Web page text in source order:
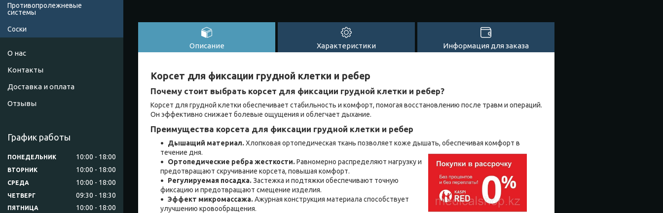
Описание Характеристики Информация для заказа
Корсет для фиксации грудной клетки и ребер
Почему стоит выбрать корсет для фиксации грудной клетки и ребер?
Корсет для грудной клетки обеспечивает стабильность и комфорт, помогая восстановлению после травм и операций.
Он эффективно снижает болевые ощущения и облегчает дыхание.
Преимущества корсета для фиксации грудной клетки и ребер
Дышащий материал. Хлопковая ортопедическая ткань позволяет коже дышать, обеспечивая комфорт в
течение дня.
Ортопедические ребра жесткости. Равномерно распределяют нагрузку и
предотвращают скручивание корсета, повышая комфорт.
Регулируемая посадка. Застежка и подтяжки обеспечивают точную
фиксацию и предотвращают смещение изделия.
Эффект микромассажа. Ажурная конструкция материала способствует
улучшению кровообращения.
Противопролежневые
системы
Соски
О нас
Контакты
Доставка и оплата
Отзывы
График работы
ПОНЕДЕЛЬНИК 10:00 18:00
ВТОРНИК 10:00 18:00
СРЕДА 10:00 18:00
ЧЕТВЕРГ 09:30 18:30
ПЯТНИЦА 10:00 18:00